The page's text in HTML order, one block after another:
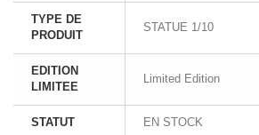
TYPE DE
PRODUIT
STATUE 1/10
EDITION
LIMITEE
Limited Edition
STATUT EN STOCK